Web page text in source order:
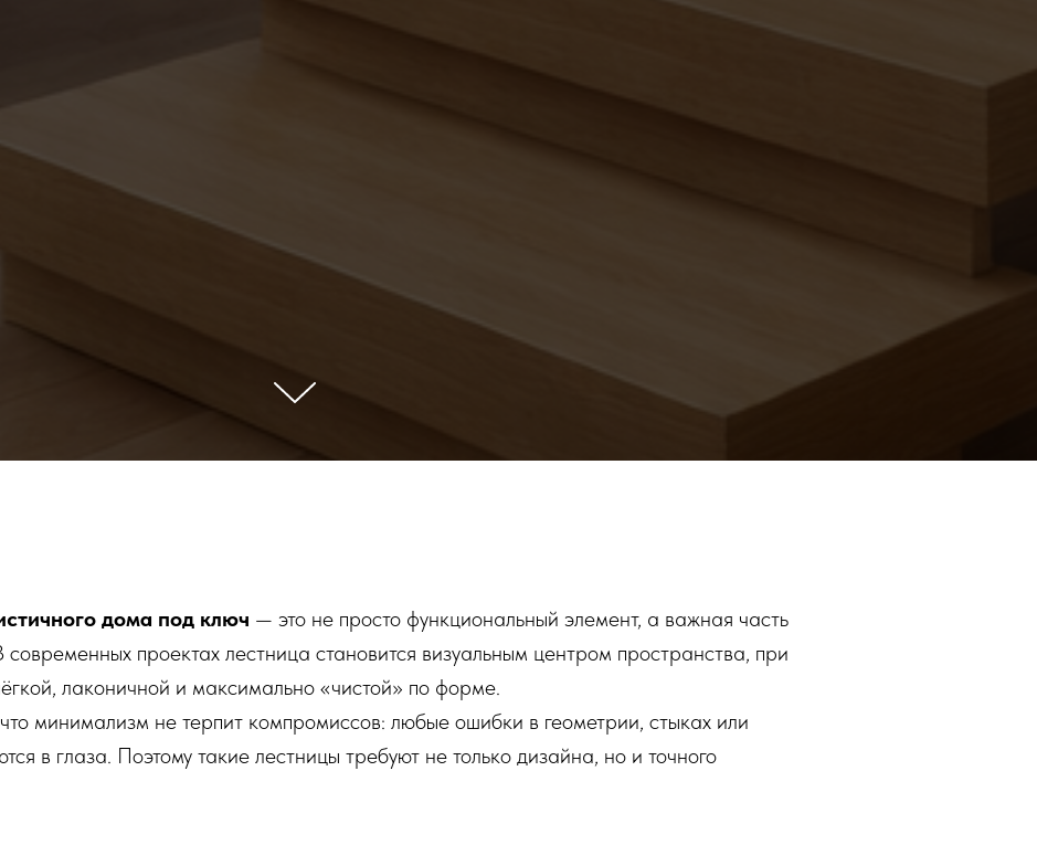
дома под ключ — это не просто функциональный элемент, а важная часть
современных проектах лестница становится визуальным центром пространства, при
лаконичной и максимально «чистой» по форме.
минимализм не терпит компромиссов: любые ошибки в геометрии, стыках или
в глаза. Поэтому такие лестницы требуют не только дизайна, но и точного